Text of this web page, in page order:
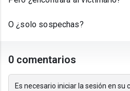
O ¿solo sospechas?
0 comentarios
Es necesario iniciar la sesión en su